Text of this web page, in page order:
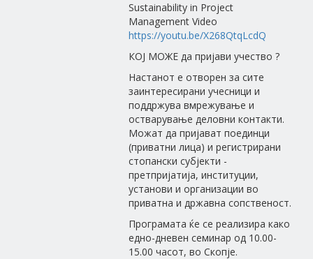
Sustainability in Project
Management Video
https://youtu.be/X268QtqLcdQ
КОЈ МОЖЕ да пријави учество ?
Настанот е отворен за сите
заинтересирани учесници и
поддржува вмрежување и
остварување деловни контакти.
Можат да пријават поединци
(приватни лица) и регистрирани
стопански субјекти -
претпријатија, институции,
установи и организации во
приватна и државна сопственост.
Програмата ќе се реализира како
едно-дневен семинар од 10.00-
15.00 часот, во Скопје.